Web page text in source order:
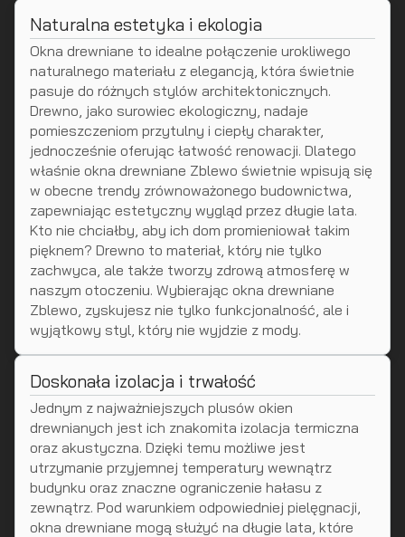
Naturalna estetyka i ekologia
Okna drewniane to idealne połączenie urokliwego
naturalnego materiału z elegancją, która świetnie
pasuje do różnych stylów architektonicznych.
Drewno, jako surowiec ekologiczny, nadaje
pomieszczeniom przytulny i ciepły charakter,
jednocześnie oferując łatwość renowacji. Dlatego
właśnie okna drewniane Zblewo świetnie wpisują się
w obecne trendy zrównoważonego budownictwa,
zapewniając estetyczny wygląd przez długie lata.
Kto nie chciałby, aby ich dom promieniował takim
pięknem? Drewno to materiał, który nie tylko
zachwyca, ale także tworzy zdrową atmosferę w
naszym otoczeniu. Wybierając okna drewniane
Zblewo, zyskujesz nie tylko funkcjonalność, ale i
wyjątkowy styl, który nie wyjdzie z mody.
Doskonała izolacja i trwałość
Jednym z najważniejszych plusów okien
drewnianych jest ich znakomita izolacja termiczna
oraz akustyczna. Dzięki temu możliwe jest
utrzymanie przyjemnej temperatury wewnątrz
budynku oraz znaczne ograniczenie hałasu z
zewnątrz. Pod warunkiem odpowiedniej pielęgnacji,
okna drewniane mogą służyć na długie lata, które